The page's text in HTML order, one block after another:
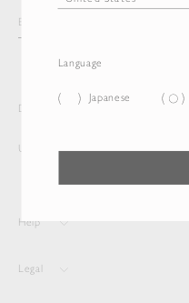
Language
Japanese
Delivery destination and Language
United States English
Help
Legal